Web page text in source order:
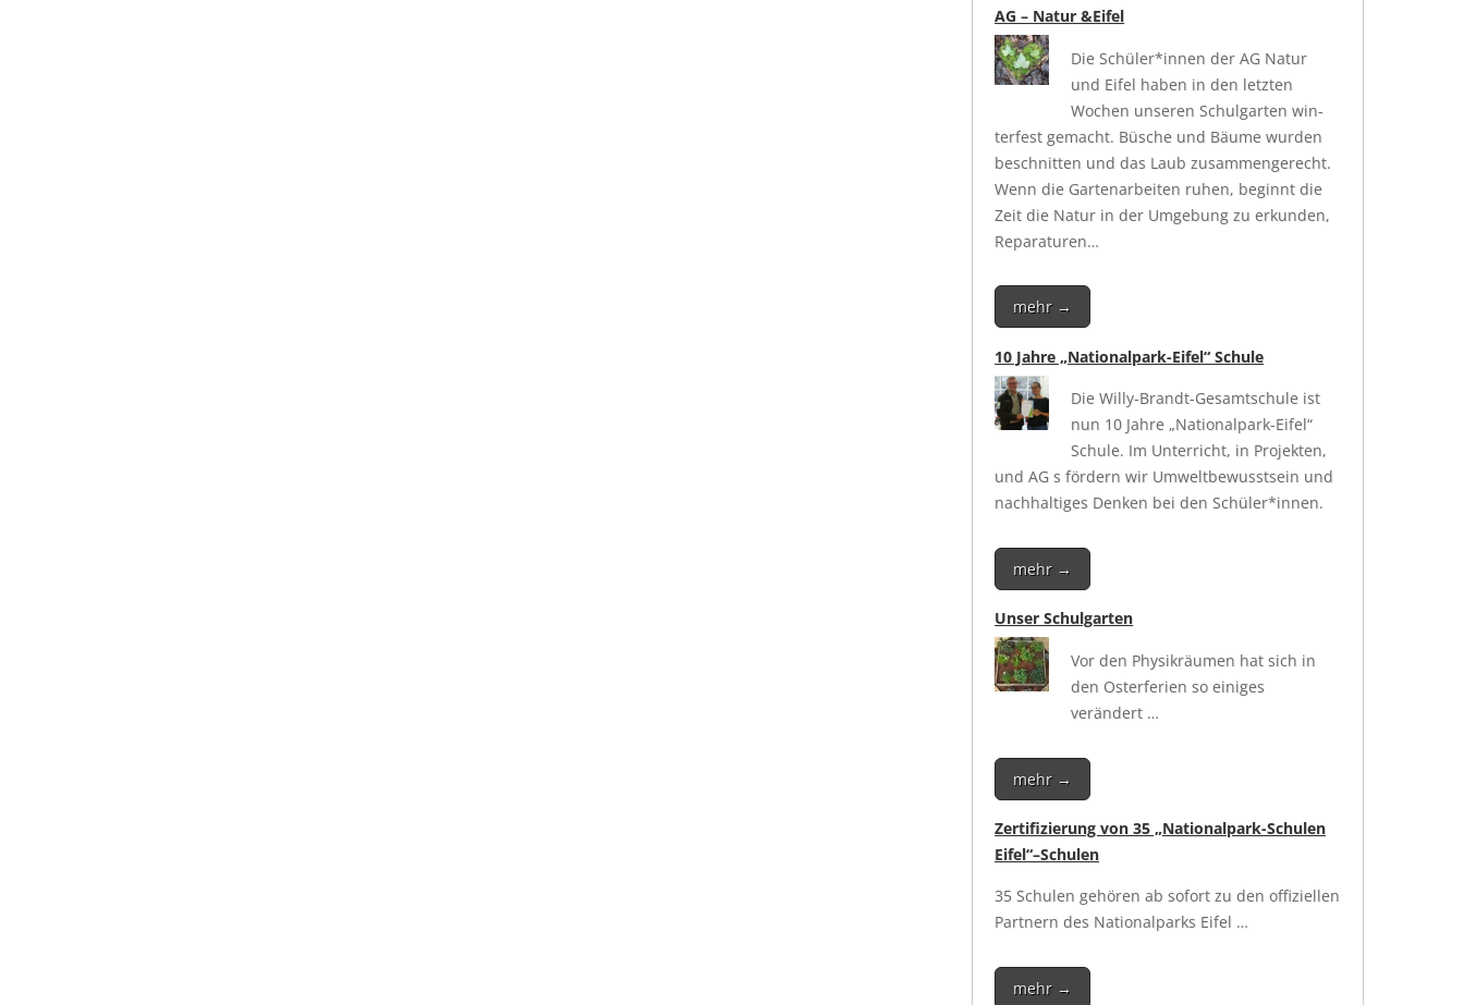
AG – Natur &Eifel
Die Schüler*innen der AG Natur
und Eifel haben in den letz­ten
Wochen unse­ren Schul­gar­ten win­
ter­fest gemacht. Büsche und Bäu­me wur­den
beschnit­ten und das Laub zusam­men­ge­recht.
Wenn die Gar­ten­ar­bei­ten ruhen, beginnt die
Zeit die Natur in der Umge­bung zu erkun­den,
Reparaturen…
mehr →
10 Jahre „Nationalpark-Eifel“ Schule
Die Wil­ly-Brandt-Gesamt­schu­le ist
nun 10 Jah­re „Natio­nal­park-Eifel“
Schu­le. Im Unter­richt, in Pro­jek­ten,
und AG s för­dern wir Umwelt­be­wusst­sein und
nach­hal­ti­ges Den­ken bei den Schüler*innen.
mehr →
Unser Schulgarten
Vor den Phy­sik­räu­men hat sich in
den Oster­fe­ri­en so eini­ges
verändert …
mehr →
Zertifizierung von 35 „Nationalpark-Schulen
Eifel“–Schulen
35 Schu­len gehö­ren ab sofort zu den offi­zi­el­len
Part­nern des Natio­nal­parks Eifel …
mehr →